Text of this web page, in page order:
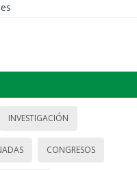
INVESTIGACIÓN
CONGRESOS